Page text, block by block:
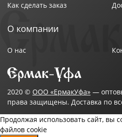
Как сделать заказ
О компании
О нас
2020 © ООО «ЕрмакУфа» —
права защищены. Доставка по
Продолжая использовать сайт, вы
файлов cookie